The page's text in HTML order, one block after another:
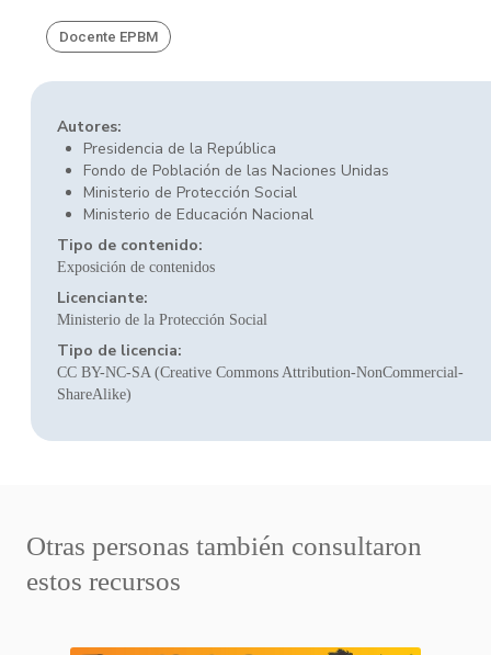
Docente EPBM
Autores:
Presidencia de la República
Fondo de Población de las Naciones Unidas
Ministerio de Protección Social
Ministerio de Educación Nacional
Tipo de contenido:
Exposición de contenidos
Licenciante:
Ministerio de la Protección Social
Tipo de licencia:
CC BY-NC-SA (Creative Commons Attribution-NonCommercial-
ShareAlike)
Otras personas también consultaron
estos recursos